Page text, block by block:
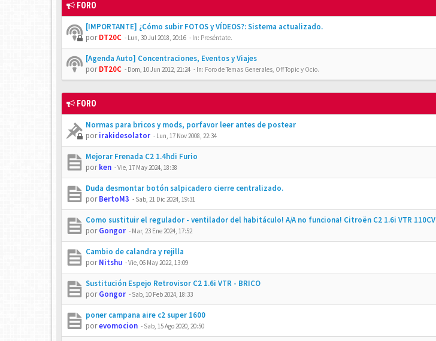
FORO
[IMPORTANTE] ¿Cómo subir FOTOS y VÍDEOS?: Sistema actualizado.
porDT20C - Lun, 30 Jul 2018, 20:16 - In: Preséntate.
[Agenda Auto] Concentraciones, Eventos y Viajes
porDT20C - Dom, 10 Jun 2012, 21:24 - In: Foro de Temas Generales, Off Topic y Ocio.
FORO
Normas para bricos y mods, porfavor leer antes de postear
porirakidesolator - Lun, 17 Nov 2008, 22:34
Mejorar Frenada C2 1.4hdi Furio
porken -Vie, 17 May 2024, 18:38
Duda desmontar botón salpicadero cierre centralizado.
porBertoM3 - Sab, 21 Dic 2024, 19:31
Como sustituir el regulador - ventilador del habitáculo! A/A no funciona! Citroën C2 1.6i VTR 110CV
porGongor - Mar, 23 Ene 2024, 17:52
Cambio de calandra y rejilla
porNitshu -Vie, 06 May 2022, 13:09
Sustitución Espejo Retrovisor C2 1.6i VTR - BRICO
porGongor - Sab, 10 Feb 2024, 18:33
poner campana aire c2 super 1600
porevomocion - Sab, 15 Ago 2020, 20:50